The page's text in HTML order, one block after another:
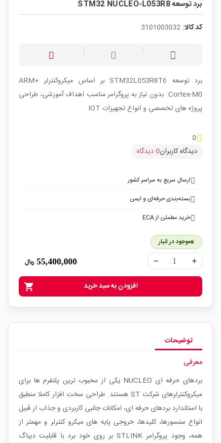
برد توسعه STM32 NUCLEO-L053R8
کد کالا: 3101003032
برد توسعه STM32L053R8T6 بر اساس میکروکنترلر +ARM
Cortex-M0 بدون نیاز به پروگرامر مناسب اهداف آموزشی، طراحی
پروژه های تخصصی و انواع تجهیزات IOT
0
دیدگاه کاربران0 دیدگاه
ارسال سریع به سراسر کشور
بسته‌بندی حرفه‌ای و ایمن
خرید مطمئن از ECA
موجود در انبار
remove add
55,400,000 ریال
shopping_cart افزودن به سبد خرید
توضیحات
معرفی
بردهای حرفه ای NUCLEO یکی از محبوب ترین پلتفرم ها برای
میکروکنترلرهای شرکت ST هستند. طراحی سخت افزار کاملا منطبق
با استاندارد بردهای حرفه ای، امکانات جانبی کاربردی و جذاب از قبیل
انواع سنسورها، کلیدها، خروجی پایه های میکرو کنترلر و مهمتر از
همه، وجود پروگرامر STLINKبر روی خود برد با قابلیت دیباگ